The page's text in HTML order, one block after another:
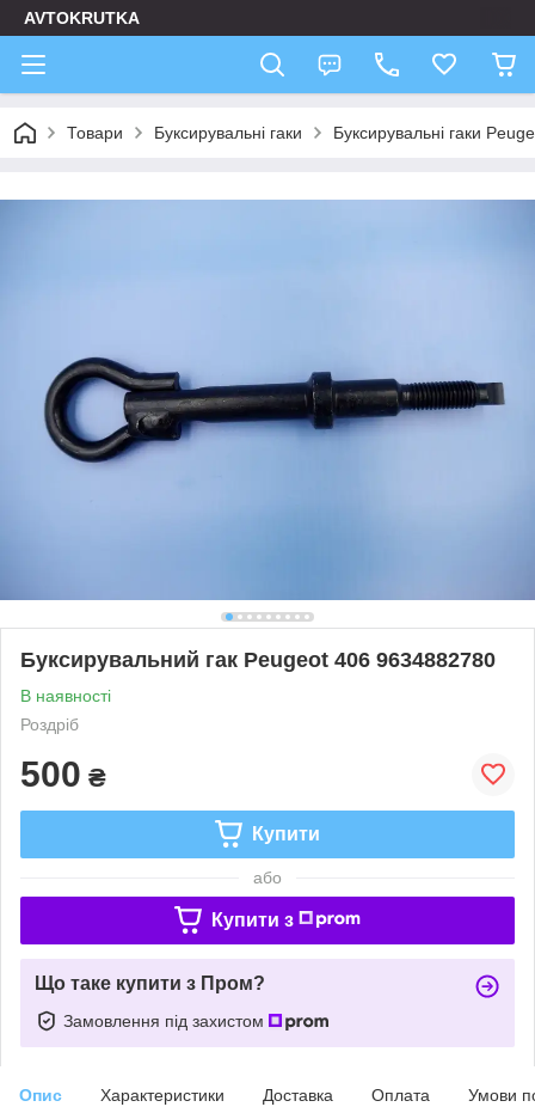
AVTOKRUTKA
Товари Буксирувальні гаки Буксирувальні гаки
Буксирувальний гак Peugeot 406 9634882780
В наявності
Роздріб
500 ₴
Купити
або
Купити з
Що таке купити з Пром?
Замовлення під захистом
Опис Характеристики Доставка Оплата Умови